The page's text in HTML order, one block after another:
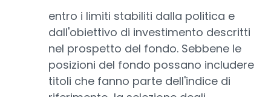
entro i limiti stabiliti dalla politica e
dall'obiettivo di investimento descritti
nel prospetto del fondo. Sebbene le
posizioni del fondo possano includere
titoli che fanno parte dell'indice di